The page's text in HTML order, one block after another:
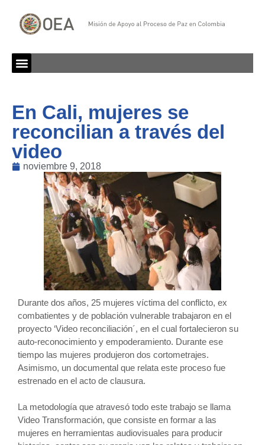
En Cali, mujeres se
reconcilian a través del
video
noviembre 9, 2018
Durante dos años, 25 mujeres víctima del conflicto, ex
combatientes y de población vulnerable trabajaron en el
proyecto ‘Video reconciliación´, en el cual fortalecieron su
auto-reconocimiento y empoderamiento. Durante ese
tiempo las mujeres produjeron dos cortometrajes.
Asimismo, un documental que relata este proceso fue
estrenado en el acto de clausura.
La metodología que atravesó todo este trabajo se llama
Video Transformación, que consiste en formar a las
mujeres en herramientas audiovisuales para producir